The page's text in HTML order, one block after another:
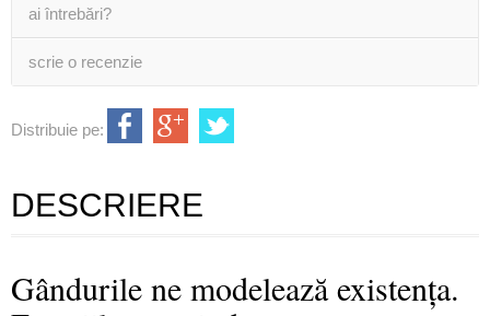
ai întrebări?
scrie o recenzie
Distribuie pe:
DESCRIERE
Gândurile ne modelează existența.